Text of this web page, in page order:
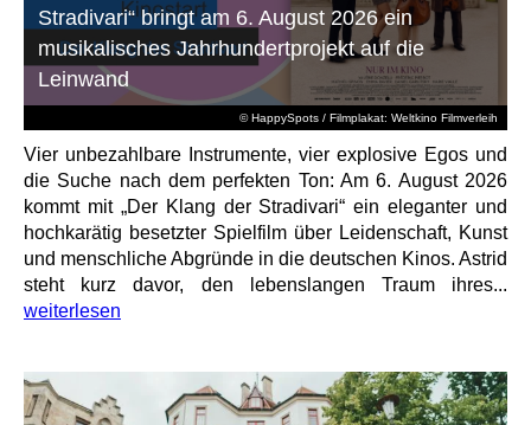
© HappySpots / Filmplakat: Weltkino Filmverleih
Stradivari“ bringt am 6. August 2026 ein
musikalisches Jahrhundertprojekt auf die
Leinwand
Vier unbezahlbare Instrumente, vier explosive Egos und
die Suche nach dem perfekten Ton: Am 6. August 2026
kommt mit „Der Klang der Stradivari“ ein eleganter und
hochkarätig besetzter Spielfilm über Leidenschaft, Kunst
und menschliche Abgründe in die deutschen Kinos. Astrid
steht kurz davor, den lebenslangen Traum ihres...
weiterlesen